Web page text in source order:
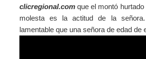
clicregional.comque el montó
molesta es la actitud de la
lamentable que una señora de edad de